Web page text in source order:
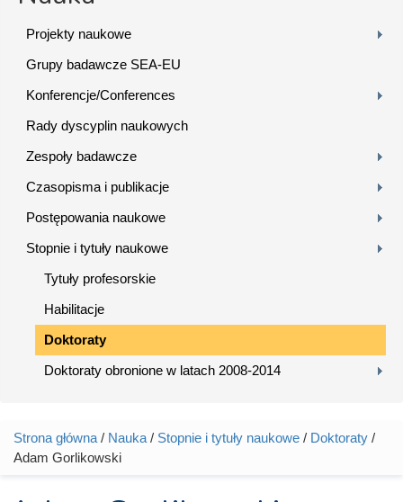
Projekty naukowe
Grupy badawcze SEA-EU
Konferencje/Conferences
Rady dyscyplin naukowych
Zespoły badawcze
Czasopisma i publikacje
Postępowania naukowe
Stopnie i tytuły naukowe
Tytuły profesorskie
Habilitacje
Doktoraty
Doktoraty obronione w latach 2008-2014
Jesteś tutaj
Strona główna / Nauka / Stopnie i tytuły naukowe / Doktoraty /
Adam Gorlikowski